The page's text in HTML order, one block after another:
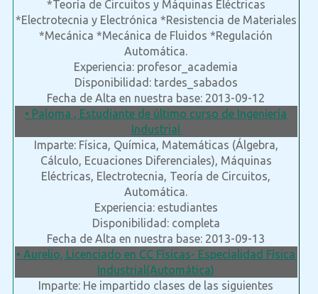
*Teoría de Circuitos y Máquinas Eléctricas
*Electrotecnia y Electrónica *Resistencia de Materiales
*Mecánica *Mecánica de Fluidos *Regulación
Automática.
Experiencia: profesor_academia
Disponibilidad: tardes_sabados
Fecha de Alta en nuestra base: 2013-09-12
• Paloma , Estudiante de último curso de Ingeniería
Industrial
Imparte: Física, Química, Matemáticas (Álgebra,
Cálculo, Ecuaciones Diferenciales), Máquinas
Eléctricas, Electrotecnia, Teoría de Circuitos,
Automática.
Experiencia: estudiantes
Disponibilidad: completa
Fecha de Alta en nuestra base: 2013-09-13
• Aurelio, Licenciado en CC Físicas- Especialidad Física
Industrial(Automática)
Imparte: He impartido clases de las siguientes